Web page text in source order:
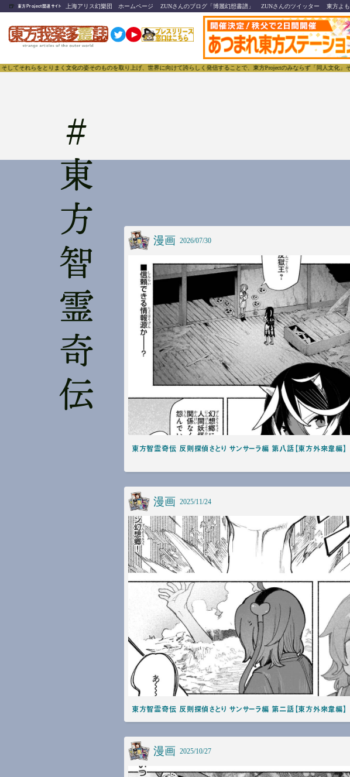
🍺 東方Project関連サイト 上海アリス幻樂団 ホームページ ZUNさんのブログ「博麗幻想書譜」 ZUNさんのツイッター 東方よ
化の姿そのものを取り上げ、世界に向けて誇らしく発信することで、東方Projectのみならず「同人文化」そのものをさらに刺
#
東方智霊奇伝 漫画 2026/07/30
東方智霊奇伝 反則探偵さとり サンサーラ編 第八話【東方外來韋編】
漫画 2025/11/24
東方智霊奇伝 反則探偵さとり サンサーラ編 第二話【東方外來韋編】
漫画 2025/10/27